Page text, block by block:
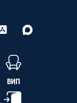
ВИП